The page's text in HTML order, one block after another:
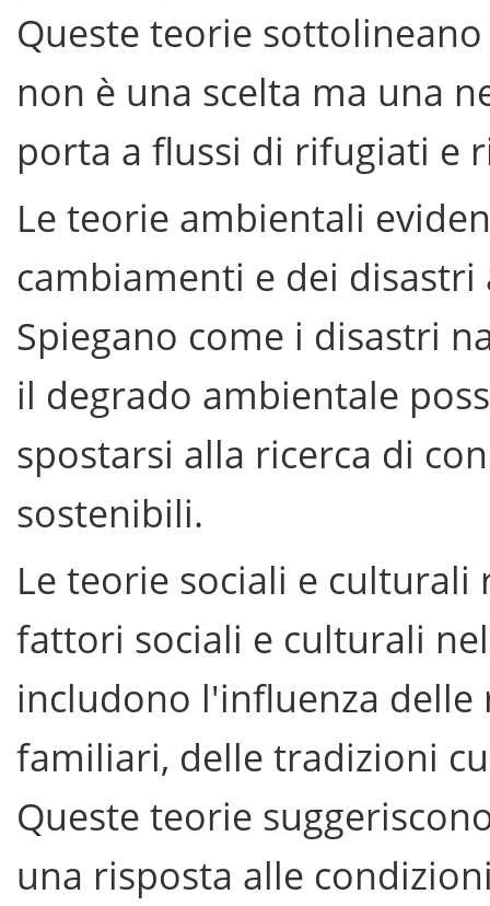
Queste teorie
non è una scelta ma una
porta a flussi di rifugiati e
Le teorie ambientali
cambiamenti e dei
Spiegano come i disastri
il degrado ambientale
spostarsi alla ricerca di
sostenibili.
Le teorie sociali e
fattori sociali e culturali
includono l'influenza delle
familiari, delle tradizioni
Queste teorie
una risposta alle